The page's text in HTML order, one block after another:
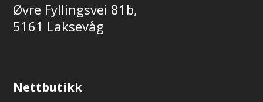
Øvre Fyllingsvei 81b,
5161 Laksevåg
Nettbutikk